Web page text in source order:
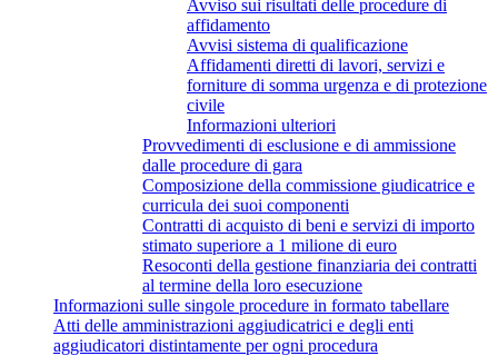
Avviso sui risultati delle procedure di
affidamento
Avvisi sistema di qualificazione
Affidamenti diretti di lavori, servizi e
forniture di somma urgenza e di protezione
civile
Informazioni ulteriori
Provvedimenti di esclusione e di ammissione
dalle procedure di gara
Composizione della commissione giudicatrice e
curricula dei suoi componenti
Contratti di acquisto di beni e servizi di importo
stimato superiore a 1 milione di euro
Resoconti della gestione finanziaria dei contratti
al termine della loro esecuzione
Informazioni sulle singole procedure in formato tabellare
Atti delle amministrazioni aggiudicatrici e degli enti
aggiudicatori distintamente per ogni procedura